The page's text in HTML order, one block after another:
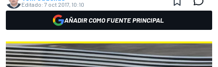
Editado: 7 oct 2017, 10:10
AÑADIR COMO FUENTE PRINCIPAL